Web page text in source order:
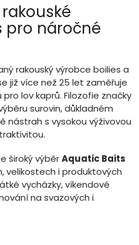
pro náročné
rakouský výrobce boilies a
již více než 25 let zaměřuje
lov kaprů. Filozofie značky
surovin, důkladném
s vysokou výživovou
široký výběrAquatic Baits
velikostech i produktových
vycházky, víkendové
na svazových i